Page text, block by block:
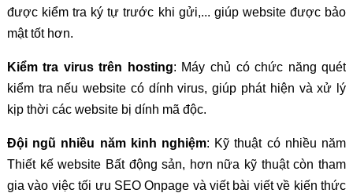
được kiểm tra ký tự trước khi gửi,... giúp website được bảo
mật tốt hơn.
Kiểm tra virus trên hosting: Máy chủ có chức năng quét
kiểm tra nếu website có dính virus, giúp phát hiện và xử lý
kịp thời các website bị dính mã độc.
Đội ngũ nhiều năm kinh nghiệm: Kỹ thuật có nhiều năm
Thiết kế website Bất động sản, hơn nữa kỹ thuật còn tham
gia vào việc tối ưu SEO Onpage và viết bài viết về kiến thức